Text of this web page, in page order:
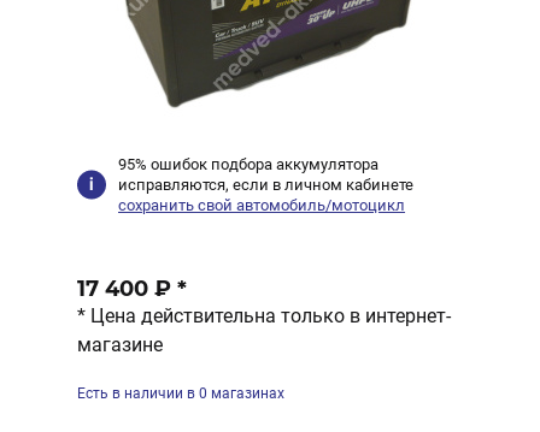
95% ошибок подбора аккумулятора
исправляются, если в личном кабинете
сохранить свой автомобиль/мотоцикл
17 400 ₽ *
* Цена действительна только в интернет-
магазине
Есть в наличии в 0 магазинах